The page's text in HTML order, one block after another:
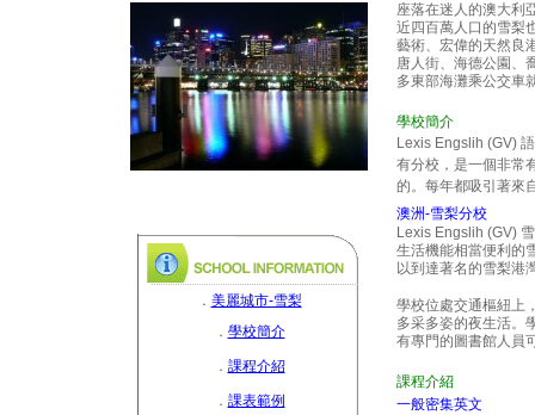
座落在迷人的澳大利
近四百萬人口的雪梨
藝術、宏偉的天然良
唐人街、海德公園、
多東部海灘乘公交車
學校簡介
Lexis Engslih (GV)
有分校，是一個非常
的。每年都吸引著來
． 美麗城市-雪梨
． 學校簡介
． 課程介紹
． 課表範例
澳洲-雪梨分校
Lexis Engslih (GV)
生活機能相當便利的
以到達著名的雪梨港
學校位處交通樞紐上
多采多姿的夜生活。
有專門的圖書館人員
課程介紹
一般密集英文